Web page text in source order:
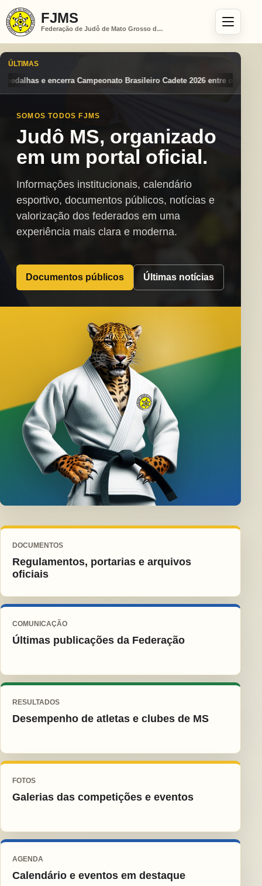
FJMS
Federação de Judô de Mato Grosso do Sul
ÚLTIMAS
Cadete 2026 entre os destaques nacionais Mato Grosso
SOMOS TODOS FJMS
Judô MS, organizado
em um portal oficial.
Informações institucionais, calendário
esportivo, documentos públicos, notícias e
valorização dos federados em uma
experiência mais clara e moderna.
Documentos públicos Últimas notícias
DOCUMENTOS
Regulamentos, portarias e arquivos
oficiais
COMUNICAÇÃO
Últimas publicações da Federação
RESULTADOS
Desempenho de atletas e clubes de MS
FOTOS
Galerias das competições e eventos
AGENDA
Calendário e eventos em destaque